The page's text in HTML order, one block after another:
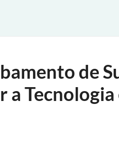
de
Tecnologia